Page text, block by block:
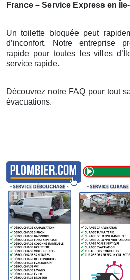
France – Service Express en
Un toilette bloquée peut
d’inconfort. Notre entreprise
rapide pour toutes les villes
service rapide.
Découvrez notre FAQ pour tout
évacuations.